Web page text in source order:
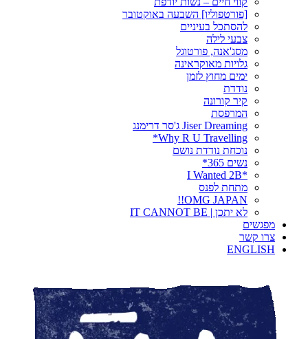
[פורטפוליו] השבעה באוקטובר
להסתכל בעיניים
צבעי לילה
מסג'אנה, פורטוגל
גלויות מאוקראינה
ימים מחוץ לזמן
נודדת
קיר קורונה
המרפסת
Jiser Dreaming ג'סר דרימנג
Why R U Travelling*
נוכחת נודדת נושם
נשים 365*
*I Wanted 2B
מתחת לפנס
OMG JAPAN!!
לא יתכן | IT CANNOT BE
מפגשים
צרו קשר
ENGLISH